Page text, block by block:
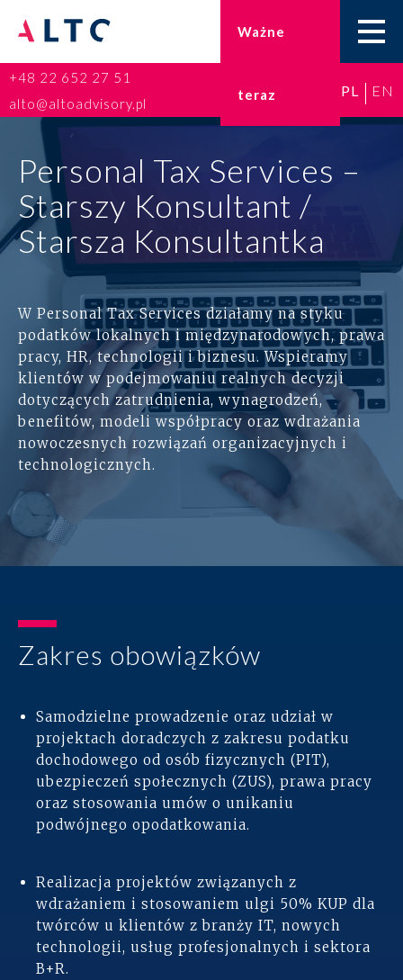
Ważne
teraz
Doradztwo podatkowe
Księgowość
Kadry i płace
ESG
Broker ubezpieczeniowy
Prawo karne dla biznesu
Rozwiązania
Zespół
Dołącz do nas
Baza wiedzy
ALTOstratus
Kontakt
+48 22 652 27 51
alto@altoadvisory.pl
PL EN
Personal Tax Services –
Starszy Konsultant /
Starsza Konsultantka
W Personal Tax Services działamy na styku
podatków lokalnych i międzynarodowych, prawa
pracy, HR, technologii i biznesu. Wspieramy
klientów w podejmowaniu realnych decyzji
dotyczących zatrudnienia, wynagrodzeń,
benefitów, modeli współpracy oraz wdrażania
nowoczesnych rozwiązań organizacyjnych i
technologicznych.
Zakres obowiązków
Samodzielne prowadzenie oraz udział w
projektach doradczych z zakresu podatku
dochodowego od osób fizycznych (PIT),
ubezpieczeń społecznych (ZUS), prawa pracy
oraz stosowania umów o unikaniu
podwójnego opodatkowania.
Realizacja projektów związanych z
wdrażaniem i stosowaniem ulgi 50% KUP dla
twórców u klientów z branży IT, nowych
technologii, usług profesjonalnych i sektora
B+R.